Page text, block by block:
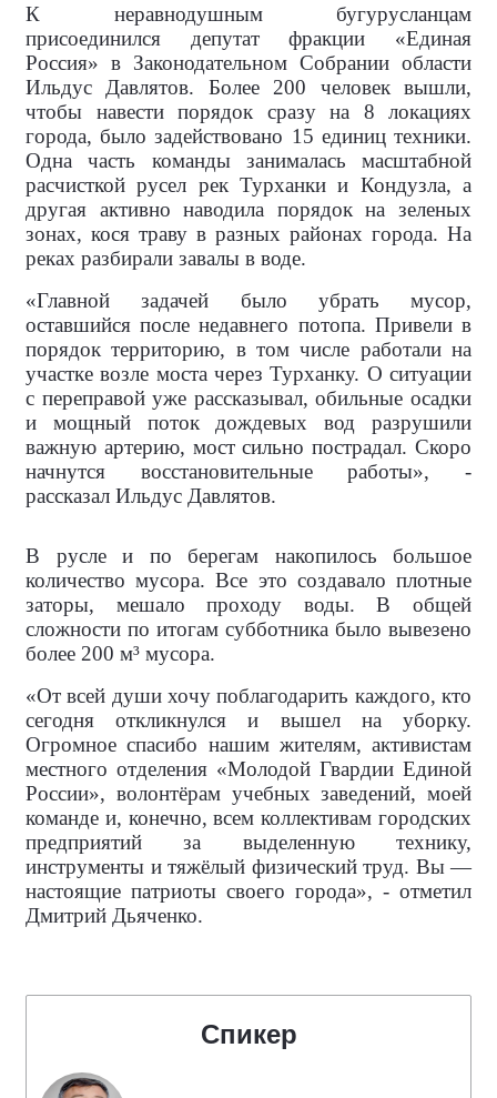
К неравнодушным бугурусланцам
присоединился депутат фракции «Единая
Россия» в Законодательном Собрании области
Ильдус Давлятов. Более 200 человек вышли,
чтобы навести порядок сразу на 8 локациях
города, было задействовано 15 единиц техники.
Одна часть команды занималась масштабной
расчисткой русел рек Турханки и Кондузла, а
другая активно наводила порядок на зеленых
зонах, кося траву в разных районах города. На
реках разбирали завалы в воде.
«Главной задачей было убрать мусор,
оставшийся после недавнего потопа. Привели в
порядок территорию, в том числе работали на
участке возле моста через Турханку. О ситуации
с переправой уже рассказывал, обильные осадки
и мощный поток дождевых вод разрушили
важную артерию, мост сильно пострадал. Скоро
начнутся восстановительные работы», -
рассказал Ильдус Давлятов.
В русле и по берегам накопилось большое
количество мусора. Все это создавало плотные
заторы, мешало проходу воды. В общей
сложности по итогам субботника было вывезено
более 200 м³ мусора.
«От всей души хочу поблагодарить каждого, кто
сегодня откликнулся и вышел на уборку.
Огромное спасибо нашим жителям, активистам
местного отделения «Молодой Гвардии Единой
России», волонтёрам учебных заведений, моей
команде и, конечно, всем коллективам городских
предприятий за выделенную технику,
инструменты и тяжёлый физический труд. Вы —
настоящие патриоты своего города», - отметил
Дмитрий Дьяченко.
Спикер